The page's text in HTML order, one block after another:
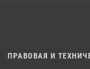
ПРАВОВАЯ И